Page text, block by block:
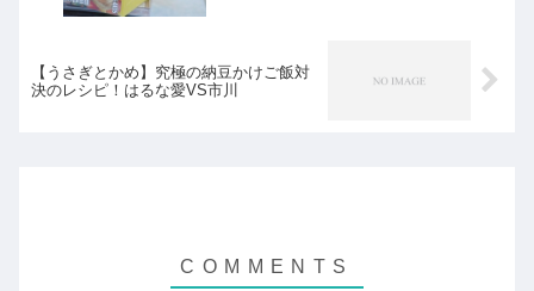
【うさぎとかめ】究極の納豆かけご飯対
決のレシピ！はるな愛VS市川